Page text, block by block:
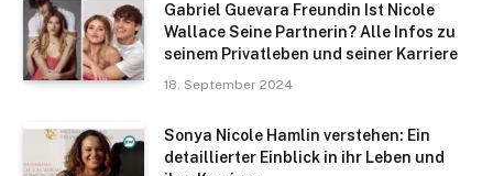
Gabriel Guevara Freundin Ist Nicole
Wallace Seine Partnerin? Alle Infos zu
seinem Privatleben und seiner Karriere
18. September 2024
Sonya Nicole Hamlin verstehen: Ein
detaillierter Einblick in ihr Leben und